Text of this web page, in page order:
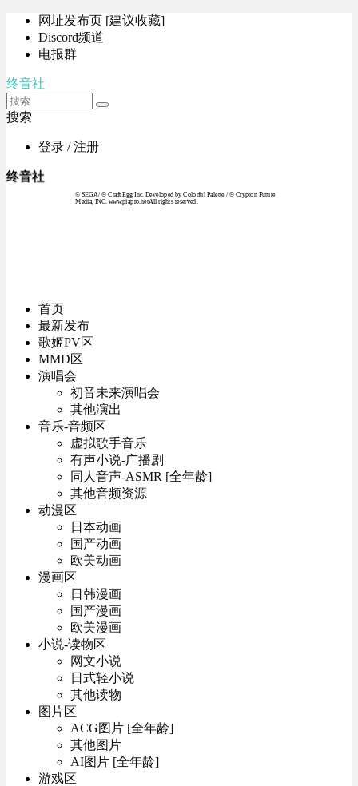
网址发布页 [建议收藏]
Discord频道
电报群
终音社
搜索
登录 / 注册
终音社
© SEGA / © Craft Egg Inc. Developed by Colorful Palette / © Crypton Future
Media, INC. www.piapro.netAll rights reserved.
首页
最新发布
歌姬PV区
MMD区
演唱会
初音未来演唱会
其他演出
音乐-音频区
虚拟歌手音乐
有声小说-广播剧
同人音声-ASMR [全年龄]
其他音频资源
动漫区
日本动画
国产动画
欧美动画
漫画区
日韩漫画
国产漫画
欧美漫画
小说-读物区
网文小说
日式轻小说
其他读物
图片区
ACG图片 [全年龄]
其他图片
AI图片 [全年龄]
游戏区